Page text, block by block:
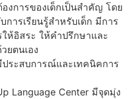
งการของเด็กเป็นสำคัญ โดย
ารเรียนรู้สำหรับเด็ก มีการ
ห้อิสระ ให้คำปรึกษาและ
ยตนเอง
ระสบการณ์และเทคนิคการ
Language Center มีจุดมุ่ง